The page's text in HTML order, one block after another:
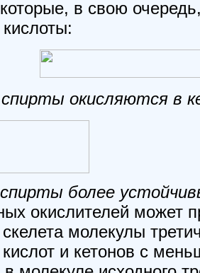
в свою
окисляются в
более
окислителей может
скелета молекулы
и кетонов с